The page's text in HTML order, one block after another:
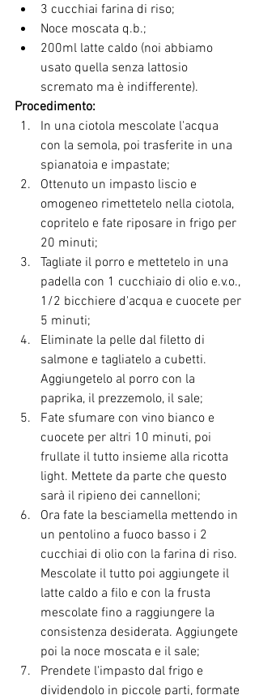
3 cucchiai farina di riso;
Noce moscata q.b.;
200ml latte caldo (noi abbiamo
usato quella senza lattosio
scremato ma è indifferente).
Procedimento:
In una ciotola mescolate l'acqua
con la semola, poi trasferite in una
spianatoia e impastate;
Ottenuto un impasto liscio e
omogeneo rimettetelo nella ciotola,
copritelo e fate riposare in frigo per
20 minuti;
Tagliate il porro e mettetelo in una
padella con 1 cucchiaio di olio e.v.o.,
1/2 bicchiere d'acqua e cuocete per
5 minuti;
Eliminate la pelle dal filetto di
salmone e tagliatelo a cubetti.
Aggiungetelo al porro con la
paprika, il prezzemolo, il sale;
Fate sfumare con vino bianco e
cuocete per altri 10 minuti, poi
frullate il tutto insieme alla ricotta
light. Mettete da parte che questo
sarà il ripieno dei cannelloni;
Ora fate la besciamella mettendo in
un pentolino a fuoco basso i 2
cucchiai di olio con la farina di riso.
Mescolate il tutto poi aggiungete il
latte caldo a filo e con la frusta
mescolate fino a raggiungere la
consistenza desiderata. Aggiungete
poi la noce moscata e il sale;
Prendete l'impasto dal frigo e
dividendolo in piccole parti, formate